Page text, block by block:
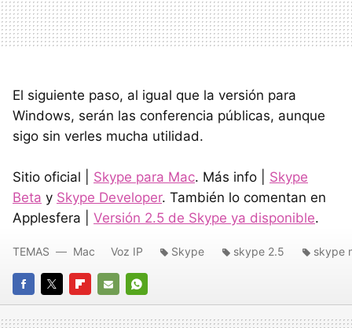
El siguiente paso, al igual que la versión para
Windows, serán las conferencia públicas, aunque
sigo sin verles mucha utilidad.
Sitio oficial | Skype para Mac. Más info | Skype
Beta y Skype Developer. También lo comentan en
Applesfera | Versión 2.5 de Skype ya disponible.
FACEBOOK
TWITTERFLIPBOARD
E-
WHATSAPP
TEMAS Mac Voz IP Skype skype 2.5 skype